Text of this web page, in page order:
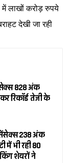
में लाखों करोड़ रुपये
देखी जा रही
828 अंक
रिकॉर्ड तेजी के
238 अंक
में भी रही 80
शेयरों ने